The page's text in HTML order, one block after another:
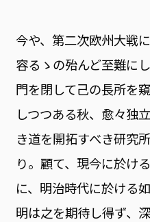
今や、第二次欧州大戦
容るゝの殆んど至難に
門を閉して己の長所を
しつつある秋、愈々独
き道を開拓すべき研究
り。顧て、現今に於け
に、明治時代に於ける
明は之を期待し得ず、